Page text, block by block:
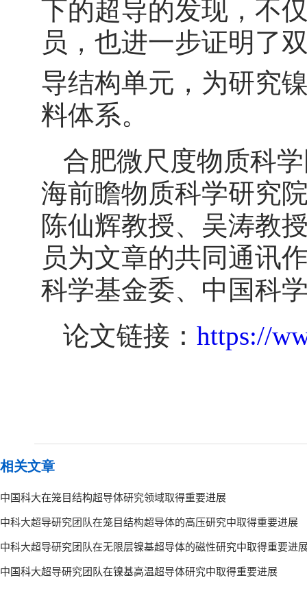
下的超导的发现，不
员，也进一步证明了
导结构单元，为研究
料体系。
合肥微尺度物质科
海前瞻物质科学研究
陈仙辉教授、吴涛教
员为文章的共同通讯
科学基金委、中国科
论文链接： https://
相关文章